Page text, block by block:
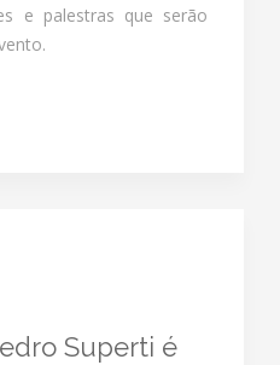
e palestras que serão
Superti é